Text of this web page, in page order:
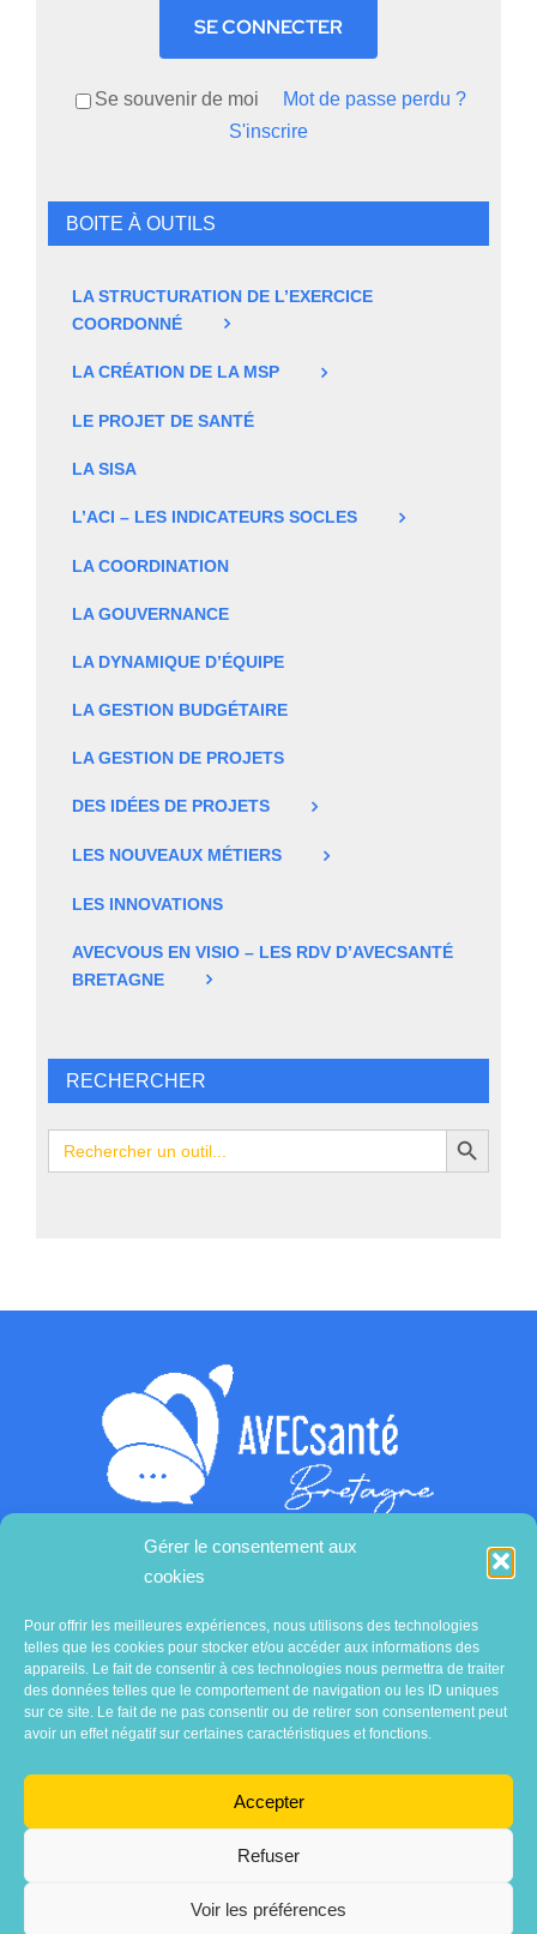
Gérer le consentement aux
cookies
Pour offrir les meilleures expériences, nous utilisons des technologies
telles que les cookies pour stocker et/ou accéder aux informations des
appareils. Le fait de consentir à ces technologies nous permettra de traiter
des données telles que le comportement de navigation ou les ID uniques
sur ce site. Le fait de ne pas consentir ou de retirer son consentement peut
avoir un effet négatif sur certaines caractéristiques et fonctions.
Accepter
Refuser
Voir les préférences
SE CONNECTER
Se souvenir de moi
Mot de passe perdu ?
S'inscrire
BOITE À OUTILS
LA STRUCTURATION DE L’EXERCICE
COORDONNÉ
LA CRÉATION DE LA MSP
LE PROJET DE SANTÉ
LA SISA
L’ACI – LES INDICATEURS SOCLES
LA COORDINATION
LA GOUVERNANCE
LA DYNAMIQUE D’ÉQUIPE
LA GESTION BUDGÉTAIRE
LA GESTION DE PROJETS
DES IDÉES DE PROJETS
LES NOUVEAUX MÉTIERS
LES INNOVATIONS
AVECVOUS EN VISIO – LES RDV D’AVECSANTÉ
BRETAGNE
RECHERCHER
Search
for:
Search Button
Contactez-nous